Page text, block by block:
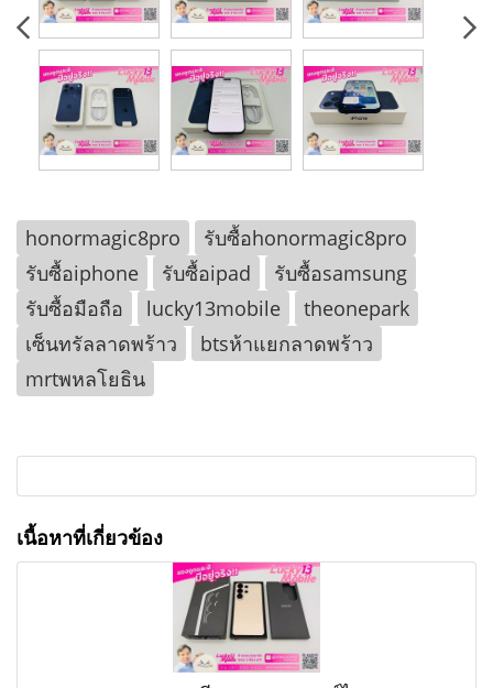
honormagic8pro
รับซื้อhonormagic8pro
รับซื้อiphone
รับซื้อipad
รับซื้อsamsung
รับซื้อมือถือ
lucky13mobile
theonepark
เซ็นทรัลลาดพร้าว
btsห้าแยกลาดพร้าว
mrtพหลโยธิน
เนื้อหาที่เกี่ยวข้อง